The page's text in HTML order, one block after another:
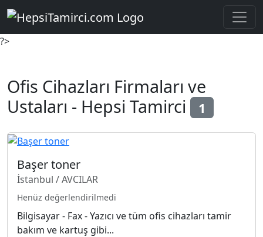
?>
Ofis Cihazları Firmaları ve
Ustaları - Hepsi Tamirci
1
Başer toner
İstanbul / AVCILAR
Henüz değerlendirilmedi
Bilgisayar - Fax - Yazıcı ve tüm ofis cihazları tamir
bakım ve kartuş gibi...